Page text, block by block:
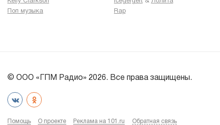
Поп музыка
Rap
© ООО «ГПМ Радио» 2026. Все права защищены.
Помощь О проекте Реклама на 101.ru Обратная связь